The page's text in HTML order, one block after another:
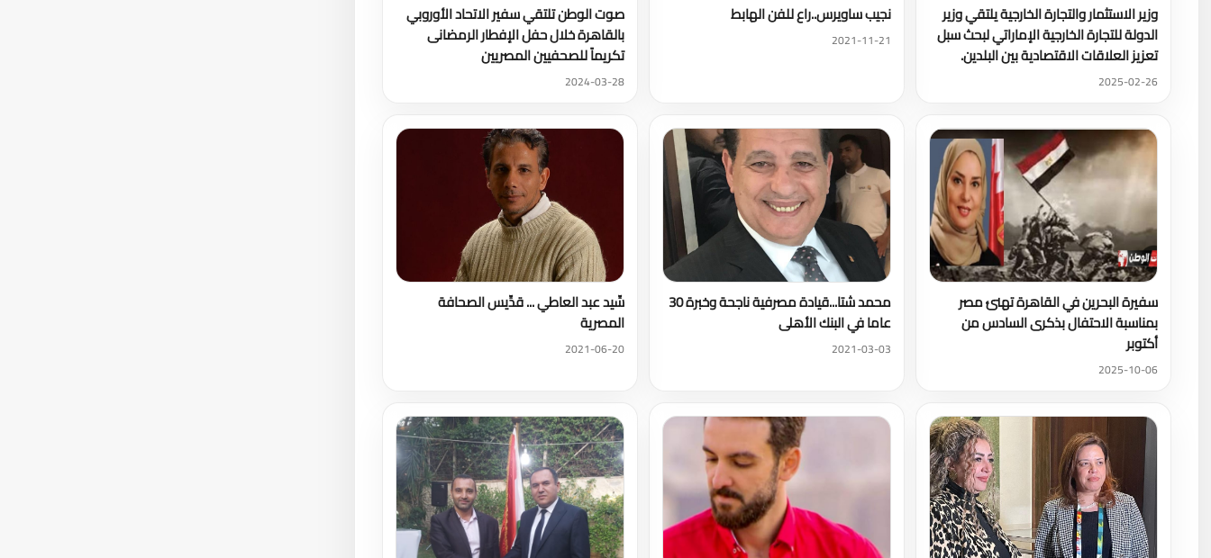
وزير الاستثمار والتجارة الخارجية يلتقي وزير
الدولة للتجارة الخارجية الإماراتي لبحث سبل
تعزيز العلاقات الاقتصادية بين البلدين.
2025-02-26
نجيب ساويرس..راع للفن الهابط
2021-11-21
صوت الوطن تلتقي سفير الاتحاد الأوروبي
بالقاهرة خلال حفل الإفطار الرمضانى
تكريماً للصحفيين المصريين
2024-03-28
سفيرة البحرين في القاهرة تهنئ مصر
بمناسبة الاحتفال بذكرى السادس من
أكتوبر
2025-10-06
محمد شتا...قيادة مصرفية ناجحة وخبرة 30
عاما في البنك الأهلى
2021-03-03
سِّيد عبد العاطي ... قدِّيس الصحافة
المصرية
2021-06-20